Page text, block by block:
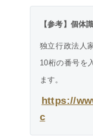
【参考】個体
独立行政法人
10桁の番号を
ます。
https://
c